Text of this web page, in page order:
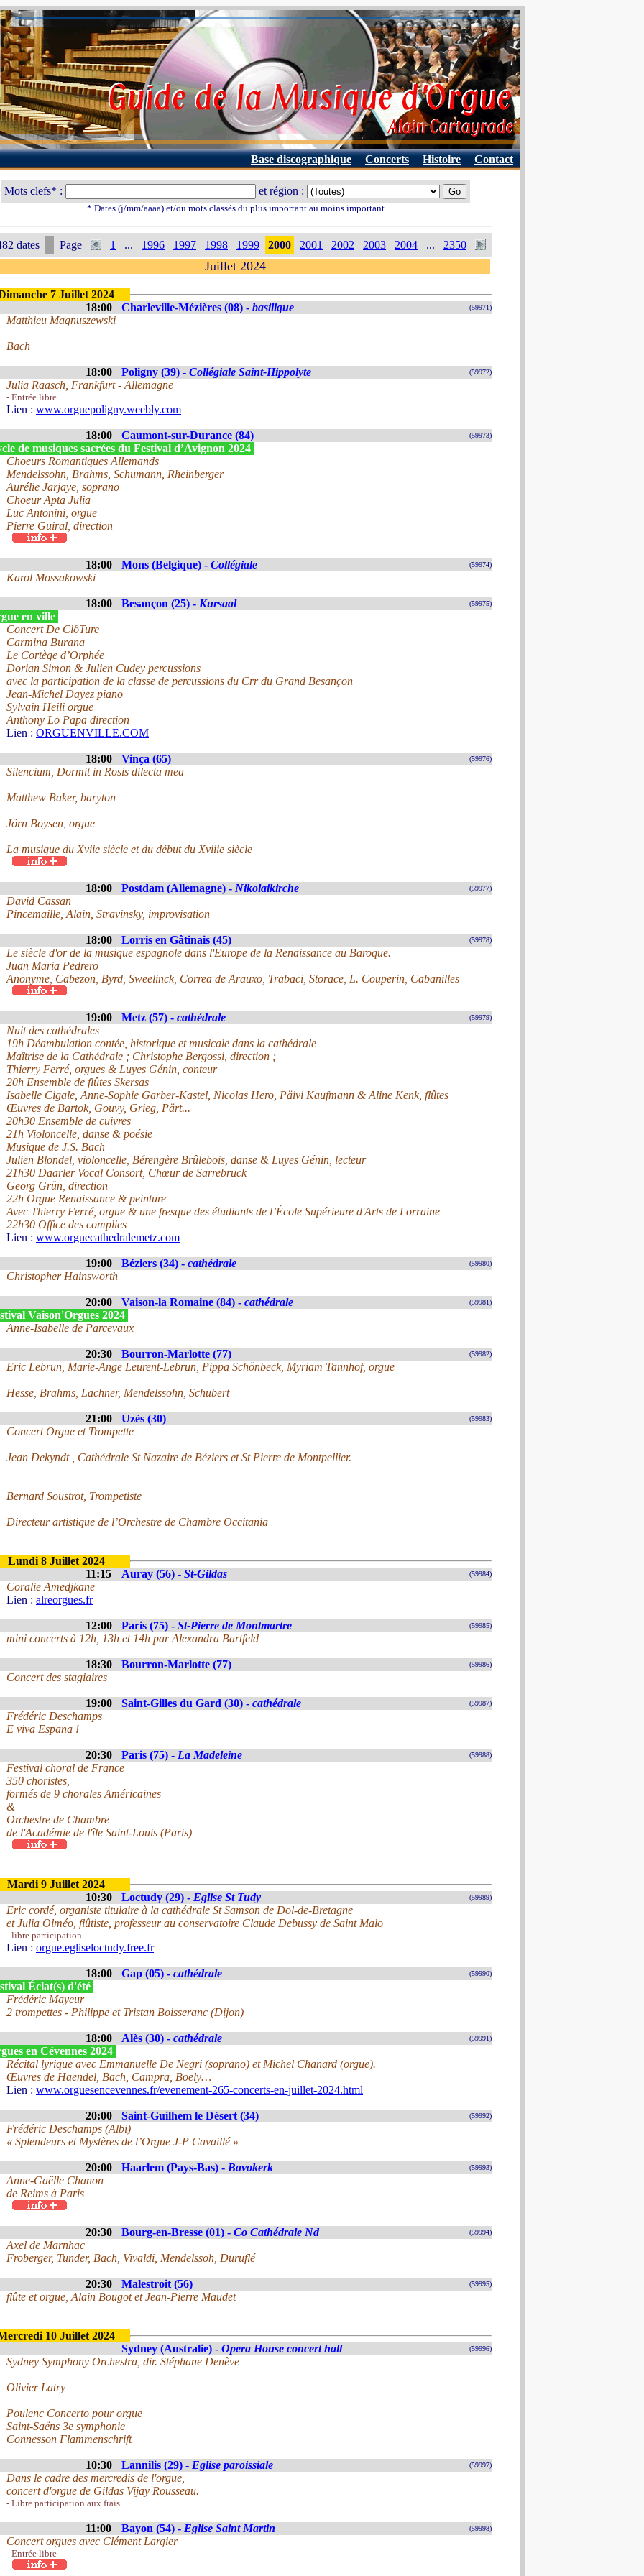
Base discographique Concerts Histoire Contact
Mots clefs* : et région :
* Dates (j/mm/aaaa) et/ou mots classés du plus important au moins important
dates Page 1 ... 1996 1997 1998 1999 2000 2001 2002 2003 2004 ... 2350
Juillet 2024
7 Juillet 2024
18:00
Charleville-Mézières (08) - basilique (59971)
Matthieu Magnuszewski
Bach
18:00 Poligny (39) - Collégiale Saint-Hippolyte (59972)
Julia Raasch, Frankfurt - Allemagne
- Entrée libre
Lien : www.orguepoligny.weebly.com
18:00 Caumont-sur-Durance (84) (59973)
de musiques sacrées du Festival d’Avignon 2024
Choeurs Romantiques Allemands
Mendelssohn, Brahms, Schumann, Rheinberger
Aurélie Jarjaye, soprano
Choeur Apta Julia
Luc Antonini, orgue
Pierre Guiral, direction
18:00 Mons (Belgique) - Collégiale (59974)
Karol Mossakowski
18:00 Besançon (25) - Kursaal (59975)
en ville
Concert De ClôTure
Carmina Burana
Le Cortège d’Orphée
Dorian Simon & Julien Cudey percussions
avec la participation de la classe de percussions du Crr du Grand Besançon
Jean-Michel Dayez piano
Sylvain Heili orgue
Anthony Lo Papa direction
Lien : ORGUENVILLE.COM
18:00 Vinça (65) (59976)
Silencium, Dormit in Rosis dilecta mea
Matthew Baker, baryton
Jörn Boysen, orgue
La musique du Xviie siècle et du début du Xviiie siècle
18:00 Postdam (Allemagne) - Nikolaikirche (59977)
David Cassan
Pincemaille, Alain, Stravinsky, improvisation
18:00 Lorris en Gâtinais (45) (59978)
Le siècle d'or de la musique espagnole dans l'Europe de la Renaissance au Baroque.
Juan Maria Pedrero
Anonyme, Cabezon, Byrd, Sweelinck, Correa de Arauxo, Trabaci, Storace, L. Couperin, Cabanilles
19:00 Metz (57) - cathédrale (59979)
Nuit des cathédrales
19h Déambulation contée, historique et musicale dans la cathédrale
Maîtrise de la Cathédrale ; Christophe Bergossi, direction ;
Thierry Ferré, orgues & Luyes Génin, conteur
20h Ensemble de flûtes Skersas
Isabelle Cigale, Anne-Sophie Garber-Kastel, Nicolas Hero, Päivi Kaufmann & Aline Kenk, flûtes
Œuvres de Bartok, Gouvy, Grieg, Pärt...
20h30 Ensemble de cuivres
21h Violoncelle, danse & poésie
Musique de J.S. Bach
Julien Blondel, violoncelle, Bérengère Brûlebois, danse & Luyes Génin, lecteur
21h30 Daarler Vocal Consort, Chœur de Sarrebruck
Georg Grün, direction
22h Orgue Renaissance & peinture
Avec Thierry Ferré, orgue & une fresque des étudiants de l’École Supérieure d'Arts de Lorraine
22h30 Office des complies
Lien : www.orguecathedralemetz.com
19:00 Béziers (34) - cathédrale (59980)
Christopher Hainsworth
20:00 Vaison-la Romaine (84) - cathédrale (59981)
Vaison'Orgues 2024
Anne-Isabelle de Parcevaux
20:30 Bourron-Marlotte (77) (59982)
Eric Lebrun, Marie-Ange Leurent-Lebrun, Pippa Schönbeck, Myriam Tannhof, orgue
Hesse, Brahms, Lachner, Mendelssohn, Schubert
21:00 Uzès (30) (59983)
Concert Orgue et Trompette
Jean Dekyndt , Cathédrale St Nazaire de Béziers et St Pierre de Montpellier.
Bernard Soustrot, Trompetiste
Directeur artistique de l’Orchestre de Chambre Occitania
Lundi 8 Juillet 2024
11:15
Auray (56) - St-Gildas (59984)
Coralie Amedjkane
Lien : alreorgues.fr
12:00 Paris (75) - St-Pierre de Montmartre (59985)
mini concerts à 12h, 13h et 14h par Alexandra Bartfeld
18:30 Bourron-Marlotte (77) (59986)
Concert des stagiaires
19:00 Saint-Gilles du Gard (30) - cathédrale (59987)
Frédéric Deschamps
E viva Espana !
20:30 Paris (75) - La Madeleine (59988)
Festival choral de France
350 choristes,
formés de 9 chorales Américaines
&
Orchestre de Chambre
de l'Académie de l'île Saint-Louis (Paris)
Mardi 9 Juillet 2024
10:30
Loctudy (29) - Eglise St Tudy (59989)
Eric cordé, organiste titulaire à la cathédrale St Samson de Dol-de-Bretagne
et Julia Olméo, flûtiste, professeur au conservatoire Claude Debussy de Saint Malo
- libre participation
Lien : orgue.egliseloctudy.free.fr
18:00 Gap (05) - cathédrale (59990)
Éclat(s) d'été
Frédéric Mayeur
2 trompettes - Philippe et Tristan Boisseranc (Dijon)
18:00 Alès (30) - cathédrale (59991)
en Cévennes 2024
Récital lyrique avec Emmanuelle De Negri (soprano) et Michel Chanard (orgue).
Œuvres de Haendel, Bach, Campra, Boely…
Lien : www.orguesencevennes.fr/evenement-265-concerts-en-juillet-2024.html
20:00 Saint-Guilhem le Désert (34) (59992)
Frédéric Deschamps (Albi)
« Splendeurs et Mystères de l’Orgue J-P Cavaillé »
20:00 Haarlem (Pays-Bas) - Bavokerk (59993)
Anne-Gaëlle Chanon
de Reims à Paris
20:30 Bourg-en-Bresse (01) - Co Cathédrale Nd (59994)
Axel de Marnhac
Froberger, Tunder, Bach, Vivaldi, Mendelssoh, Duruflé
20:30 Malestroit (56) (59995)
flûte et orgue, Alain Bougot et Jean-Pierre Maudet
10 Juillet 2024
Sydney (Australie) - Opera House concert hall (59996)
Sydney Symphony Orchestra, dir. Stéphane Denève
Olivier Latry
Poulenc Concerto pour orgue
Saint-Saëns 3e symphonie
Connesson Flammenschrift
10:30 Lannilis (29) - Eglise paroissiale (59997)
Dans le cadre des mercredis de l'orgue,
concert d'orgue de Gildas Vijay Rousseau.
- Libre participation aux frais
11:00 Bayon (54) - Eglise Saint Martin (59998)
Concert orgues avec Clément Largier
- Entrée libre